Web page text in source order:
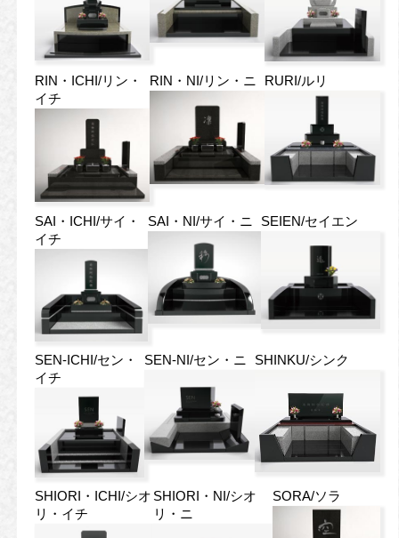
RIN・ICHI/リン・
イチ
RIN・NI/リン・ニ RURI/ルリ
SAI・ICHI/サイ・
イチ
SAI・NI/サイ・ニ SEIEN/セイエン
SEN-ICHI/セン・
イチ
SEN-NI/セン・ニ SHINKU/シンク
SHIORI・ICHI/シオ
リ・イチ
SHIORI・NI/シオ
リ・ニ
SORA/ソラ